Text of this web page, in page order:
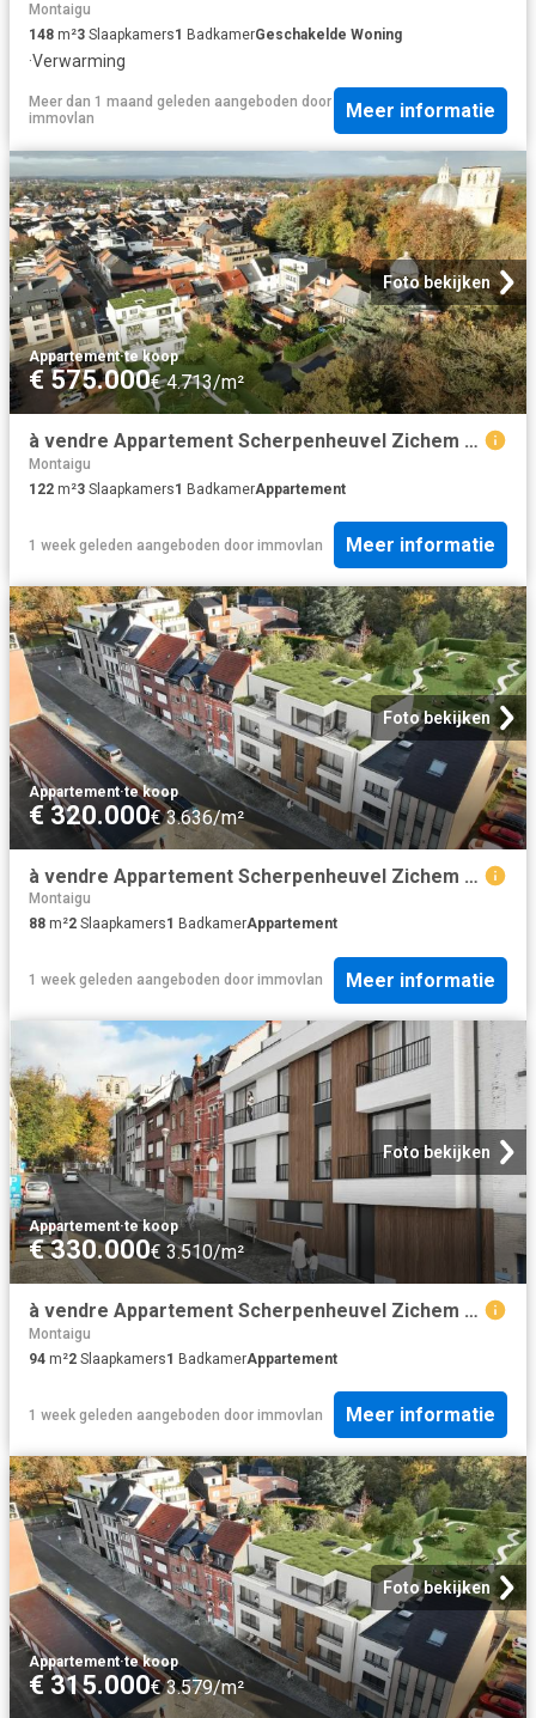
Montaigu
148 m²3 Slaapkamers1 BadkamerGeschakelde Woning
·Verwarming
Meer dan 1 maand geleden aangeboden door
immovlan
Meer informatie
Foto bekijken
Appartement·te koop
€ 575.000€ 4.713/m²
à vendre Appartement Scherpenheuvel Zichem Diestsestraat
Montaigu
122 m²3 Slaapkamers1 BadkamerAppartement
1 week geleden aangeboden door immovlan Meer informatie
Foto bekijken
Appartement·te koop
€ 320.000€ 3.636/m²
à vendre Appartement Scherpenheuvel Zichem Diestsestraat
Montaigu
88 m²2 Slaapkamers1 BadkamerAppartement
1 week geleden aangeboden door immovlan Meer informatie
Foto bekijken
Appartement·te koop
€ 330.000€ 3.510/m²
à vendre Appartement Scherpenheuvel Zichem Diestsestraat
Montaigu
94 m²2 Slaapkamers1 BadkamerAppartement
1 week geleden aangeboden door immovlan Meer informatie
Foto bekijken
Appartement·te koop
€ 315.000€ 3.579/m²